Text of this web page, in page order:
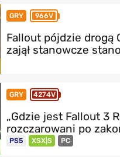
GRY 966V
Fallout pójdzie drogą
zajął stanowcze
GRY 4274V
„Gdzie jest Fallout 3
rozczarowani po
PS5 XSX|S PC